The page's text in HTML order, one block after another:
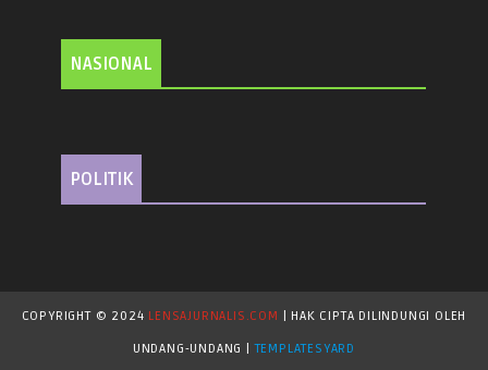
NASIONAL
POLITIK
COPYRIGHT © 2024 LENSAJURNALIS.COM | HAK CIPTA DILINDUNGI OLEH
UNDANG-UNDANG |TEMPLATESYARD